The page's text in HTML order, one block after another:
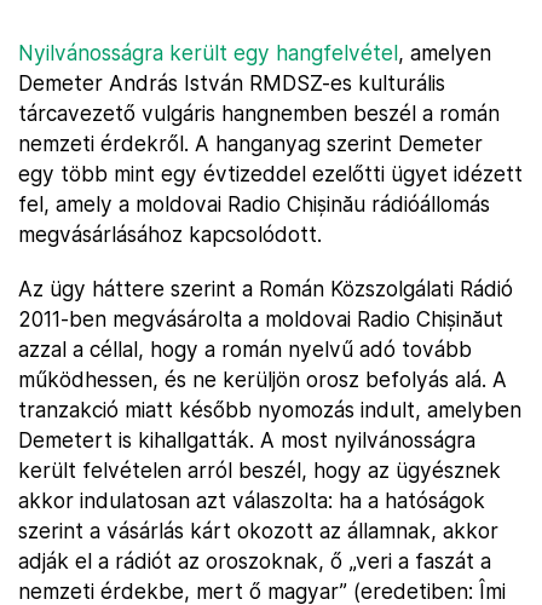
Nyilvánosságra került egy hangfelvétel, amelyen
Demeter András István RMDSZ-es kulturális
tárcavezető vulgáris hangnemben beszél a román
nemzeti érdekről. A hanganyag szerint Demeter
egy több mint egy évtizeddel ezelőtti ügyet idézett
fel, amely a moldovai Radio Chișinău rádióállomás
megvásárlásához kapcsolódott.
Az ügy háttere szerint a Román Közszolgálati Rádió
2011-ben megvásárolta a moldovai Radio Chișinăut
azzal a céllal, hogy a román nyelvű adó tovább
működhessen, és ne kerüljön orosz befolyás alá. A
tranzakció miatt később nyomozás indult, amelyben
Demetert is kihallgatták. A most nyilvánosságra
került felvételen arról beszél, hogy az ügyésznek
akkor indulatosan azt válaszolta: ha a hatóságok
szerint a vásárlás kárt okozott az államnak, akkor
adják el a rádiót az oroszoknak, ő „veri a faszát a
nemzeti érdekbe, mert ő magyar” (eredetiben: Îmi